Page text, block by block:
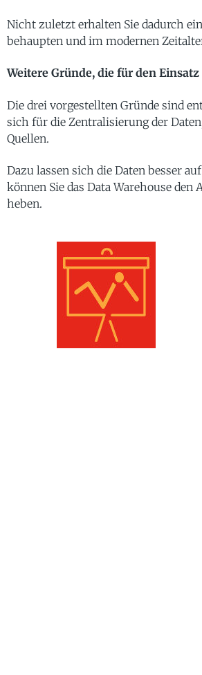
Nicht zuletzt erhalten Sie dadurch
behaupten und im modernen
Weitere Gründe, die für den
Die drei vorgestellten Gründe sind
sich für die Zentralisierung der
Quellen.
Dazu lassen sich die Daten besser
können Sie das Data Warehouse
heben.